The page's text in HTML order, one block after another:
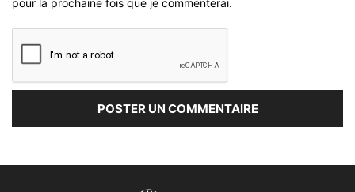
pour la prochaine fois que je commenterai.